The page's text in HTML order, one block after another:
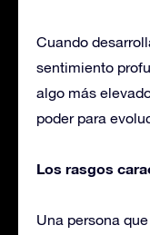
Cuando
sentimiento
algo más
poder para
Los rasgos
Una persona